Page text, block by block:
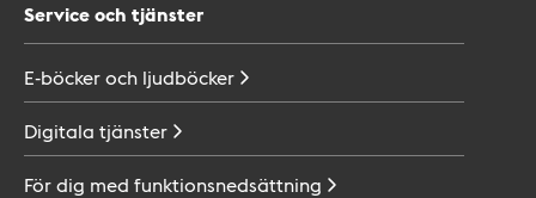
Service och tjänster
E-böcker och ljudböcker
Digitala tjänster
För dig med funktionsnedsättning